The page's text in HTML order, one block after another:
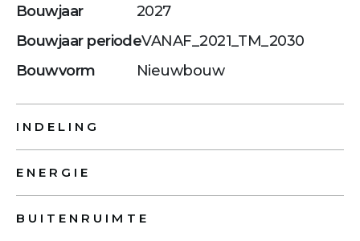
Bouwjaar
2027
Bouwjaar periodeVANAF_2021_TM_2030
Bouwvorm
Nieuwbouw
INDELING
ENERGIE
BUITENRUIMTE